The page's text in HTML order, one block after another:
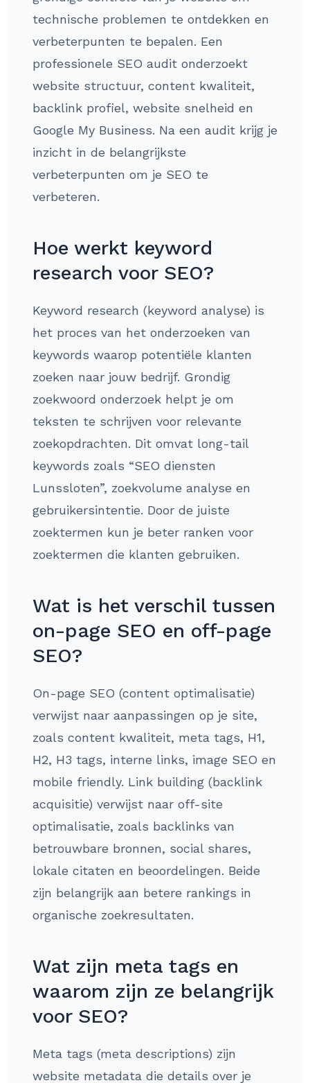
technische problemen te ontdekken en
verbeterpunten te bepalen. Een
professionele SEO audit onderzoekt
website structuur, content kwaliteit,
backlink profiel, website snelheid en
Google My Business. Na een audit krijg je
inzicht in de belangrijkste
verbeterpunten om je SEO te
verbeteren.
Hoe werkt keyword
research voor SEO?
Keyword research (keyword analyse) is
het proces van het onderzoeken van
keywords waarop potentiële klanten
zoeken naar jouw bedrijf. Grondig
zoekwoord onderzoek helpt je om
teksten te schrijven voor relevante
zoekopdrachten. Dit omvat long-tail
keywords zoals “SEO diensten
Lunssloten”, zoekvolume analyse en
gebruikersintentie. Door de juiste
zoektermen kun je beter ranken voor
zoektermen die klanten gebruiken.
Wat is het verschil tussen
on-page SEO en off-page
SEO?
On-page SEO (content optimalisatie)
verwijst naar aanpassingen op je site,
zoals content kwaliteit, meta tags, H1,
H2, H3 tags, interne links, image SEO en
mobile friendly. Link building (backlink
acquisitie) verwijst naar off-site
optimalisatie, zoals backlinks van
betrouwbare bronnen, social shares,
lokale citaten en beoordelingen. Beide
zijn belangrijk aan betere rankings in
organische zoekresultaten.
Wat zijn meta tags en
waarom zijn ze belangrijk
voor SEO?
Meta tags (meta descriptions) zijn
website metadata die details over je